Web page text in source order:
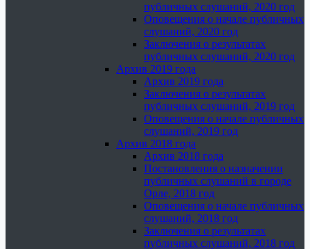
публичных слушаний, 2020 год
Оповещения о начале публичных
слушаний, 2020 год
Заключения о результатах
публичных слушаний, 2020 год
Архив 2019 года
Архив 2019 года
Заключения о результатах
публичных слушаний, 2019 год
Оповещения о начале публичных
слушаний, 2019 год
Архив 2018 года
Архив 2018 года
Постановления о назначении
публичных слушаний в городе
Орле, 2018 год
Оповещения о начале публичных
слушаний, 2018 год
Заключения о результатах
публичных слушаний, 2018 год